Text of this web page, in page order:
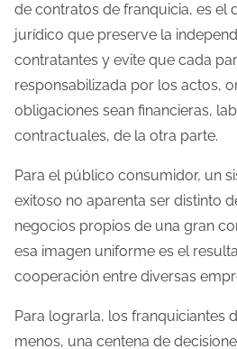
de contratos de franquicia, es el
jurídico que preserve la
contratantes y evite que cada
responsabilizada por los actos,
obligaciones sean financieras,
contractuales, de la otra parte.
Para el público consumidor, un
exitoso no aparenta ser distinto
negocios propios de una gran
esa imagen uniforme es el
cooperación entre diversas
Para lograrla, los franquiciantes
menos, una centena de